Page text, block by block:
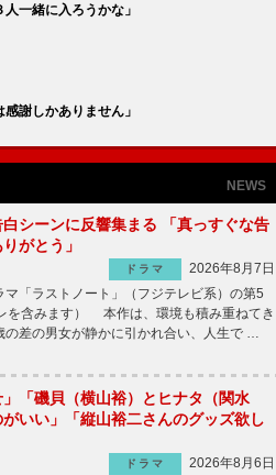
一緒に入ろうかな」
謝しかありません」
NEWS
シーンに反響集まる 「真っすぐな告
がとう」
ドラマ
2026年8月7日
「ラストノート」（フジテレビ系）の第5
を含みます） 本作は、環境も積み重ねてき
差の男女が静かに引かれ合い、人生で …
「磯貝（横山裕）とヒナタ（関水
いい」「縦山裕二さんのグッズ欲し
ドラマ
2026年8月6日